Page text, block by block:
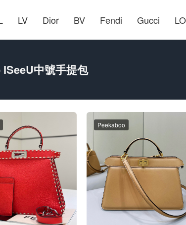
LV Dior BV Fendi Gucci
中號手提包
Peekaboo